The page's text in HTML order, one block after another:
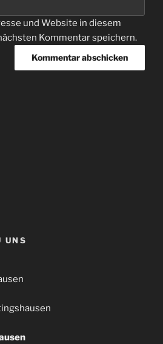
und Website in diesem
Kommentar speichern.
UNS